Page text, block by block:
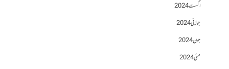
اگست 2024
جولائی 2024
جون 2024
مئی 2024